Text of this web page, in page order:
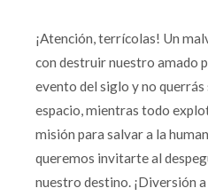
¡Atención, terrícolas! Un
con destruir nuestro amado
evento del siglo y no querrás
espacio, mientras todo
misión para salvar a la
queremos invitarte al
nuestro destino. ¡Diversión